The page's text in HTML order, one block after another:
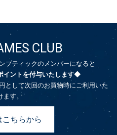
CLUB
ブティックのメンバーになると
イントを付与いたします◆
として次回のお買物時にご利用いた
ます。
こちらから